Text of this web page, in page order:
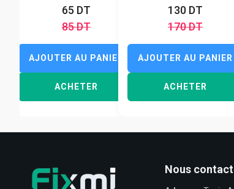
65 DT
85 DT
AJOUTER AU PANIER
ACHETER
130 DT
170 DT
AJOUTER AU PANIER
ACHETER
Nous